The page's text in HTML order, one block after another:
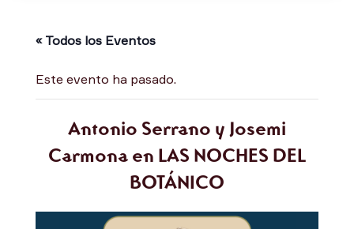
« Todos los Eventos
Este evento ha pasado.
Antonio Serrano y Josemi
Carmona en LAS NOCHES DEL
BOTÁNICO